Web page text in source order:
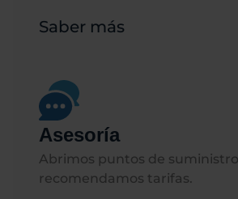
Saber más
Asesoría
Abrimos puntos de
recomendamos tarifas.